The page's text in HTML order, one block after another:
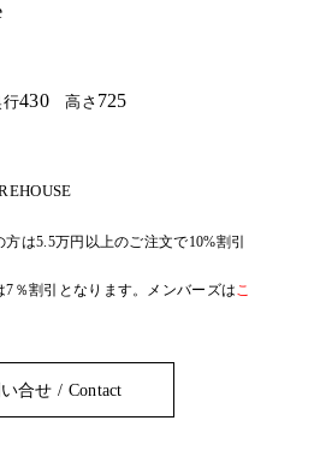
430高さ 725
は5.5万円以上のご注文で10%割引
％割引となります。メンバーズはこ
合せ / Contact